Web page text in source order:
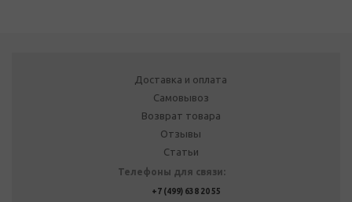
Доставка и оплата
Самовывоз
Возврат товара
Отзывы
Статьи
Телефоны для связи:
+7 (499) 638 20 55